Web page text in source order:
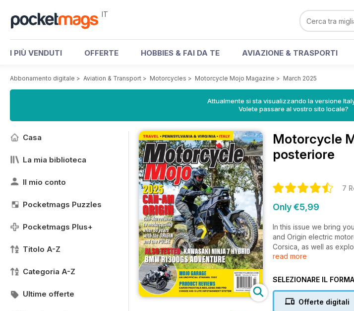
IT
I PIÙ VENDUTI OFFERTE HOBBIES & FAI DA TE AVIAZIONE & TRASPORTI
Abbonamento digitale > Aviation & Transport > Motorcycles > Motorcycle Mojo Magazine > March 2025
Attualmente si sta visualizzando la versione
Volete passare al vostro sito locale?
Casa
La mia biblioteca
Il mio conto
Pocketmags Puzzles
Pocketmags Plus+
Titolo A-Z
Categoria A-Z
Ultime offerte
Motorcycle
posteriore
7
Only €5,99
In this issue we bring
and Origin electric
Corsica, as well as
reviews include the
read more
SELEZIONARE IL
Offerte digitali